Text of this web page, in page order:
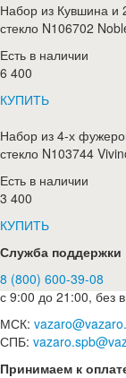
Набор из Кувшина и
стекло N106702
Есть в наличии
6 400
КУПИТЬ
Набор из 4-х
стекло N103744
Есть в наличии
3 400
КУПИТЬ
Служба поддержки
8 (800) 600-39-08
с 9:00 до 21:00, без
МСК:
СПБ:
Принимаем к